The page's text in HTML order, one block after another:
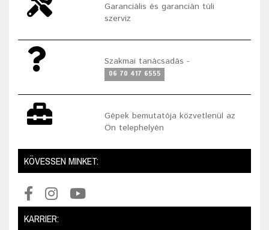
Garanciális és garancián túli
szerviz
Szakmai tanácsadás -
06 70 417 6555
Gépek bemutatója közvetlenül az
Ön telephelyén
KÖVESSEN MINKET:
KARRIER: